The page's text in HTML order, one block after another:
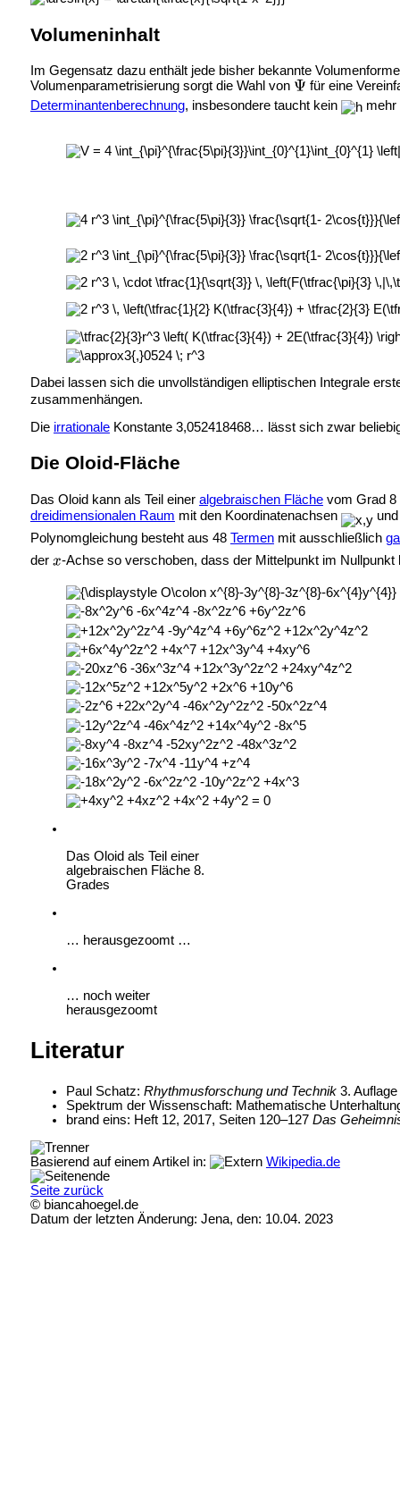
Volumeninhalt
Im Gegensatz dazu enthält jede bisher bekannte
Volumenparametrisierung sorgt die Wahl von
für eine
Determinantenberechnung, insbesondere taucht kein mehr
Dabei lassen sich die unvollständigen elliptischen Integrale
zusammenhängen.
Die irrationaleKonstante 3,052418468… lässt sich zwar
Die Oloid-Fläche
Das Oloid kann als Teil einer algebraischen Flächevom Grad 8
dreidimensionalen Raum mit den Koordinatenachsen
Polynomgleichung besteht aus 48 Termenmit ausschließlich
der
-Achse so verschoben, dass der Mittelpunkt im Nullpunkt
Das Oloid als Teil einer
algebraischen Fläche 8.
Grades
… herausgezoomt …
… noch weiter
herausgezoomt
Literatur
Paul Schatz: Rhythmusforschung und Technik3.
Spektrum der Wissenschaft: Mathematische
brand eins: Heft 12, 2017, Seiten 120–127 Das
Basierend auf einem Artikel in:
Wikipedia.de
Seite zurück
© biancahoegel.de
Datum der letzten Änderung: Jena, den: 10.04. 2023